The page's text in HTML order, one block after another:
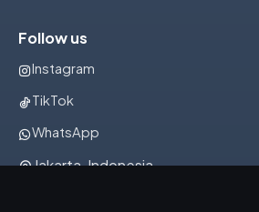
Follow us
Instagram
TikTok
WhatsApp
Jakarta, Indonesia